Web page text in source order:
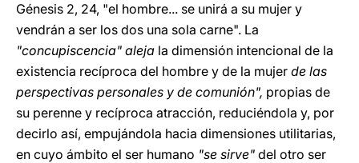
Génesis 2, 24, "el hombre... se unirá a su mujer y
vendrán a ser los dos una sola carne". La
"concupiscencia" aleja la dimensión intencional de la
existencia recíproca del hombre y de la mujer de las
perspectivas personales y de comunión", propias de
su perenne y recíproca atracción, reduciéndola y, por
decirlo así, empujándola hacia dimensiones utilitarias,
en cuyo ámbito el ser humano "se sirve" del otro ser